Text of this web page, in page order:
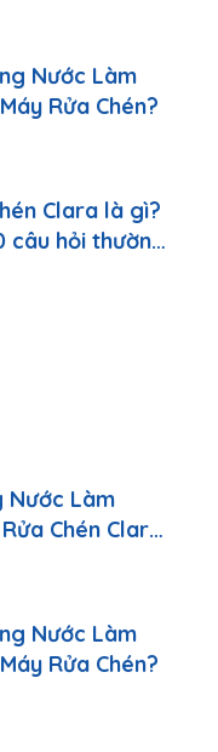
Nước Làm
Rửa Chén?
Clara là gì?
câu hỏi thường
Nước Làm
Chén Clara
Nước Làm
Rửa Chén?